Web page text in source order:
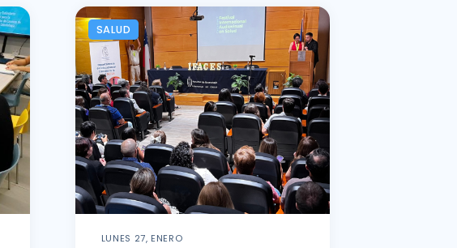
SALUD
LUNES 27, ENERO